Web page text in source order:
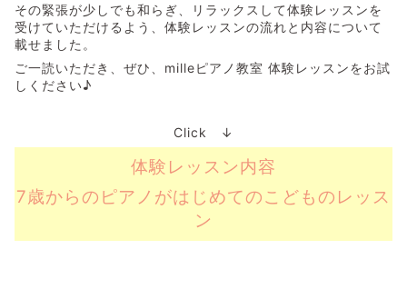
その緊張が少しでも和らぎ、リラックスして体験レッスンを
受けていただけるよう、体験レッスンの流れと内容について
載せました。
ご一読いただき、ぜひ、milleピアノ教室 体験レッスンをお試
しください♪
Click ↓
体験レッスン内容
7歳からのピアノがはじめてのこどものレッス
ン